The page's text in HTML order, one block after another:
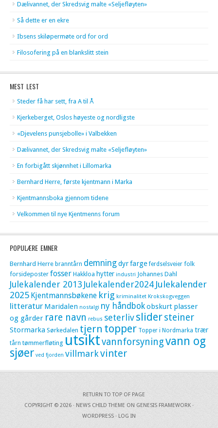
Dælivannet, der Skredsvig malte «Seljefløyten»
Så dette er en ekre
Ibsens skiløpermøte ord for ord
Filosofering på en blankslitt stein
MEST LEST
Steder få har sett, fra A til Å
Kjerkeberget, Oslos høyeste og nordligste
«Djevelens punsjebolle» i Valbekken
Dælivannet, der Skredsvig malte «Seljefløyten»
En forbigått skjønnhet i Lillomarka
Bernhard Herre, første kjentmann i Marka
Kjentmannsboka gjennom tidene
Velkommen til nye Kjentmenns forum
POPULÆRE EMNER
Bernhard Herre branntårn demningdyrfarge ferdselsveier folk
forsideposter fosser Hakkloa hytter industri Johannes Dahl
Julekalender 2013 Julekalender2024 Julekalender
2025 Kjentmannsbøkene krig kriminalitet Krokskogveggen
litteratur Maridalen nostalgi ny håndbokobskurt plasser
og gårder rare navn rebus seterlivslidersteiner
Stormarka Sørkedalen tjern topper Topper i Nordmarka trær
tårn tømmerfløting utsiktvannforsyningvann og
sjøer ved fjorden villmarkvinter
RETURN TO TOP OF PAGE
COPYRIGHT © 2026 · NEWS CHILD THEME ON GENESIS FRAMEWORK ·
WORDPRESS · LOG IN